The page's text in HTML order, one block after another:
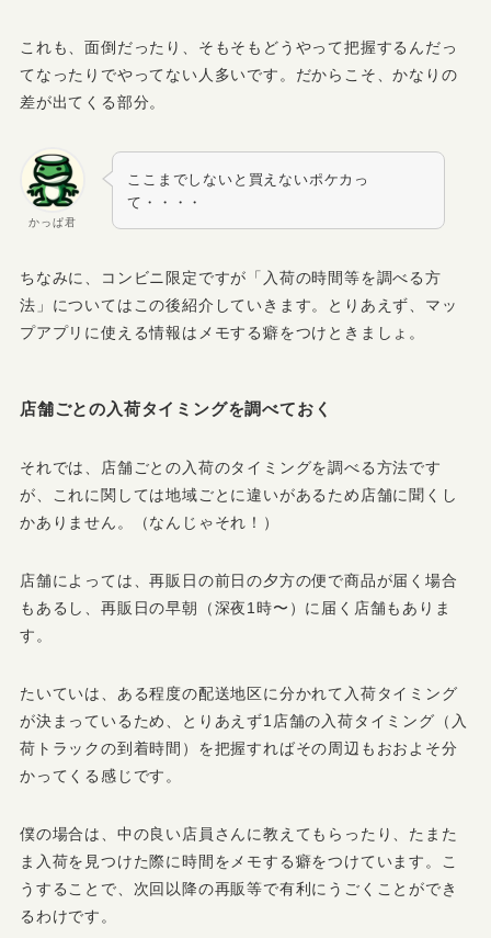
これも、面倒だったり、そもそもどうやって把握するんだっ
てなったりでやってない人多いです。だからこそ、かなりの
差が出てくる部分。
かっぱ君
ここまでしないと買えないポケカっ
て・・・・
ちなみに、コンビニ限定ですが「入荷の時間等を調べる方
法」についてはこの後紹介していきます。とりあえず、マッ
プアプリに使える情報はメモする癖をつけときましょ。
店舗ごとの入荷タイミングを調べておく
それでは、店舗ごとの入荷のタイミングを調べる方法です
が、これに関しては地域ごとに違いがあるため店舗に聞くし
かありません。
（なんじゃそれ！）
店舗によっては、再販日の前日の夕方の便で商品が届く場合
もあるし、再販日の早朝（深夜1時〜）に届く店舗もありま
す。
たいていは、ある程度の配送地区に分かれて入荷タイミング
が決まっているため、とりあえず1店舗の入荷タイミング（入
荷トラックの到着時間）を把握すればその周辺もおおよそ分
かってくる感じです。
僕の場合は、中の良い店員さんに教えてもらったり、たまた
ま入荷を見つけた際に時間をメモする癖をつけています。こ
うすることで、次回以降の再販等で有利にうごくことができ
るわけです。